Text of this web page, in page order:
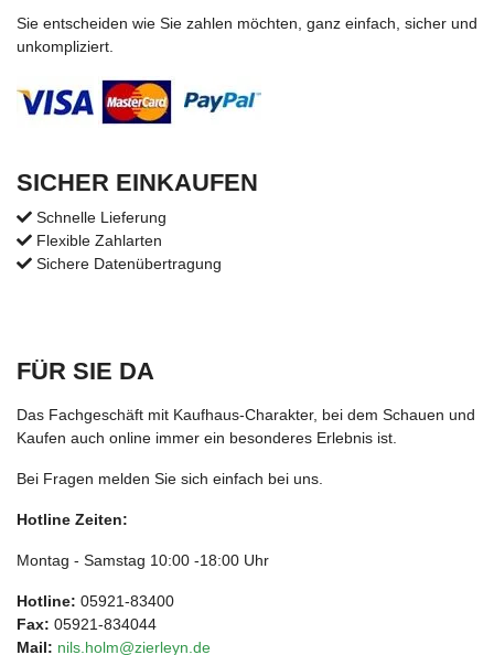
Sie entscheiden wie Sie zahlen möchten, ganz einfach, sicher und
unkompliziert.
SICHER EINKAUFEN
Schnelle Lieferung
Flexible Zahlarten
Sichere Datenübertragung
FÜR SIE DA
Das Fachgeschäft mit Kaufhaus-Charakter, bei dem Schauen und
Kaufen auch online immer ein besonderes Erlebnis ist.
Bei Fragen melden Sie sich einfach bei uns.
Hotline Zeiten:
Montag - Samstag 10:00 -18:00 Uhr
Hotline: 05921-83400
Fax: 05921-834044
Mail: nils.holm@zierleyn.de